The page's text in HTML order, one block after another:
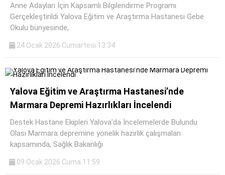
Anne Adayları İçin Kapsamlı Bilgilendirme Programı
Gerçekleştirildi Yalova Eğitim ve Araştırma Hastanesi Gebe
Okulu bünyesinde,
24 Ocak 2026 Cumartesi 13:34
Yalova Eğitim ve Araştırma Hastanesi’nde
Marmara Depremi Hazırlıkları İncelendi
Destek Hastane Ekipleri Yalova’da İncelemelerde Bulundu
Olası Marmara depremine yönelik hazırlık çalışmaları
kapsamında, Sağlık Bakanlığı
09 Ocak 2026 Cuma 11:59